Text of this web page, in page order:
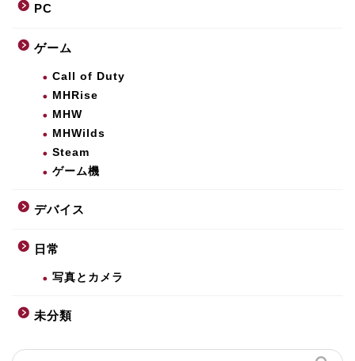
PC
ゲーム
Call of Duty
MHRise
MHW
MHWilds
Steam
ゲーム機
デバイス
日常
写真とカメラ
未分類